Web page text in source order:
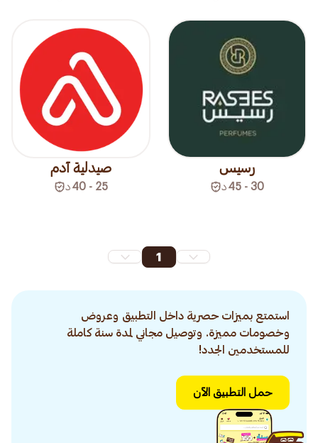
رسيس
30 - 45 د
صيدلية آدم
25 - 40 د
1
استمتع بميزات حصرية داخل التطبيق وعروض
وخصومات مميزة. وتوصيل مجاني لمدة سنة كاملة
للمستخدمين الجدد!
حمل التطبيق الآن